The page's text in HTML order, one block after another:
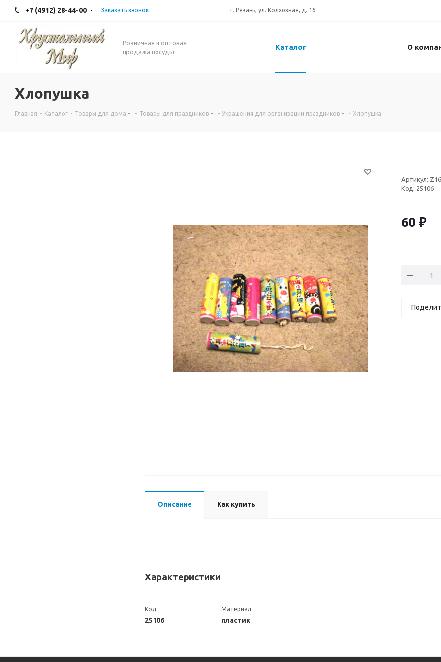
+7 (4912) 28-44-00 Заказать звонок г. Рязань, ул. Колхозная, д. 16
Розничная и оптовая
продажа посуды
Каталог О
Хлопушка
Главная - Каталог - Товары для дома - Товары для праздников - Украшения для организации праздников - Хлопушка
Артикул:
Код: 25106
60 ₽
Описание Как купить
Характеристики
Код
25106
Материал
пластик